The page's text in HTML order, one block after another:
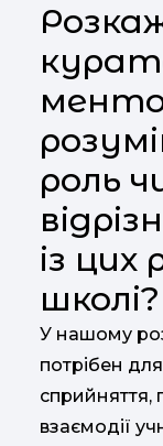
роль
із цих
школі?
У нашому
потрібен
сприйняття,
взаємодії